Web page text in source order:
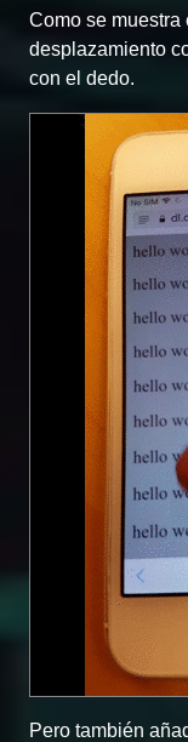
Como se muestra
desplazamiento
con el dedo.
Pero también